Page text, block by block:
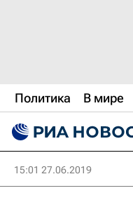
Политика В мире
15:01 27.06.2019